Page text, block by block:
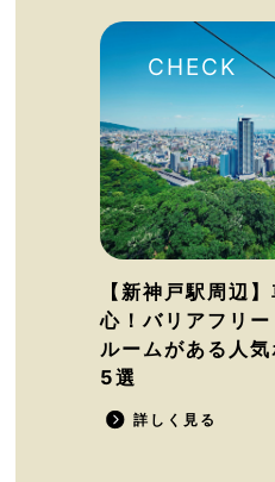
【新神戸駅周辺
心！バリアフリ
ルームがある人
5選
詳しく見る